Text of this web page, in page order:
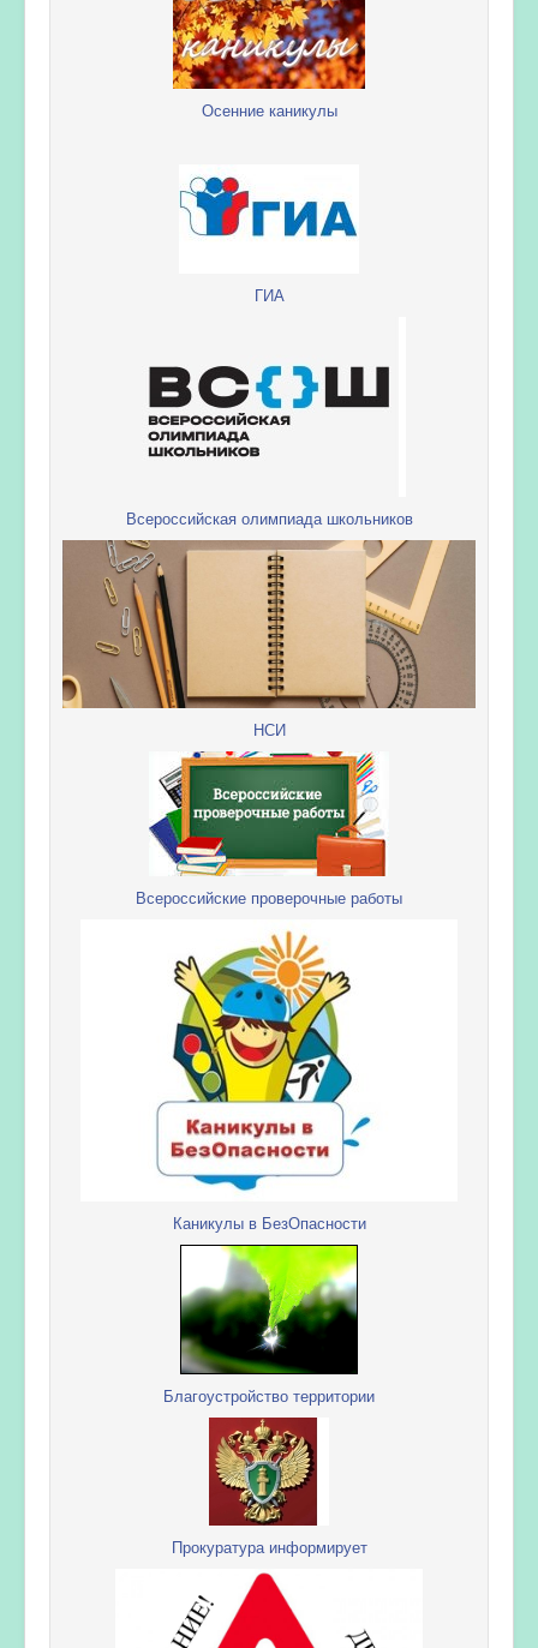
Осенние каникулы
ГИА
Всероссийская олимпиада школьников
НСИ
Всероссийские проверочные работы
Каникулы в БезОпасности
Благоустройство территории
Прокуратура информирует